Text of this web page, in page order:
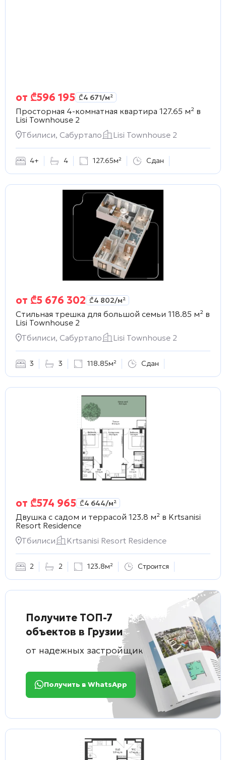
от ₾596 195 ₾4 671/м²
Просторная 4-комнатная квартира 127.65 м² в
Lisi Townhouse 2
Тбилиси, Сабуртало
Lisi Townhouse 2
4+ 4 127.65м² Сдан
от ₾5 676 302 ₾4 802/м²
Стильная трешка для большой семьи 118.85 м² в
Lisi Townhouse 2
Тбилиси, Сабуртало
Lisi Townhouse 2
3 3 118.85м² Сдан
от ₾574 965 ₾4 644/м²
Двушка с садом и террасой 123.8 м² в Krtsanisi
Resort Residence
Тбилиси
Krtsanisi Resort Residence
2 2 123.8м² Строится
Получите ТОП-7
объектов в Грузии
от надежных застройщиков
Получить в WhatsApp